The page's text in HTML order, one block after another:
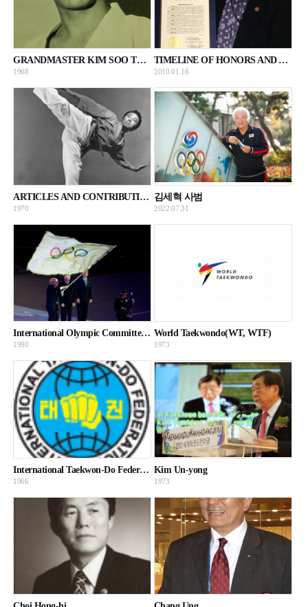
GRANDMASTER KIM SOO THROUGH THE YEARS
1968
TIMELINE OF HONORS AND AWARDS
2010.01.16
ARTICLES AND CONTRIBUTIONS BY GMKS
1970
김세혁 사범
2022.07.31
International Olympic Committee(IOC)
1990
World Taekwondo(WT, WTF)
1973
International Taekwon-Do Federation (ITF)
1966
Kim Un-yong
1973